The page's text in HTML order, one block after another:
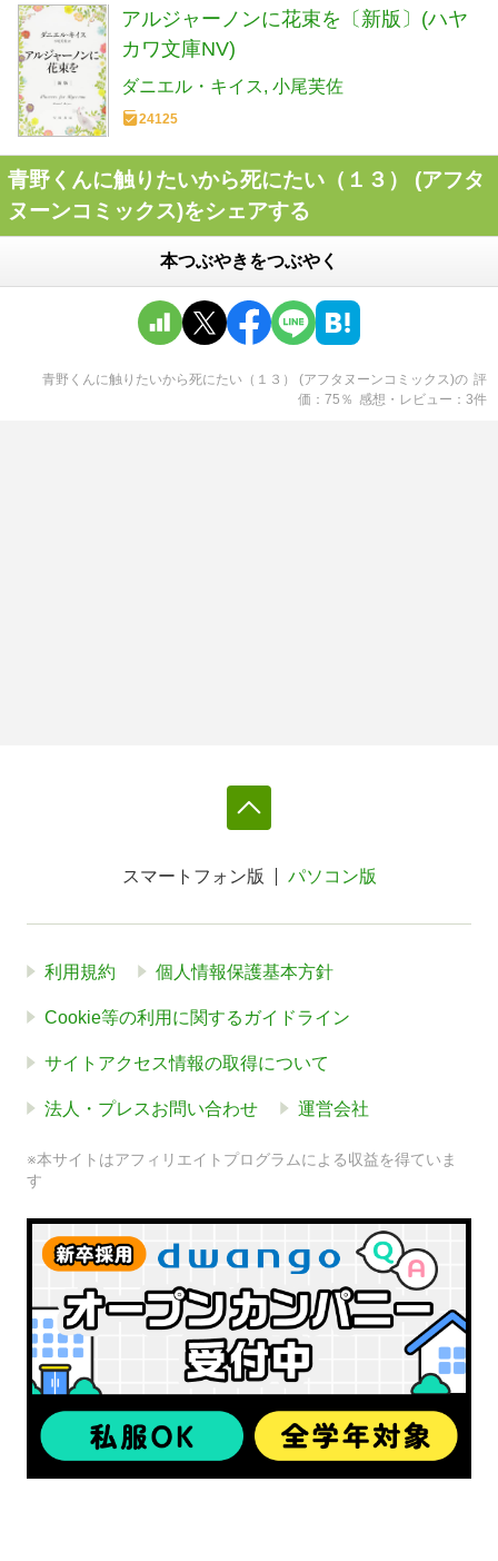
アルジャーノンに花束を〔新版〕(ハヤ
カワ文庫NV)
ダニエル・キイス 小尾芙佐
24125
青野くんに触りたいから死にたい（１３） (アフタ
ヌーンコミックス)をシェアする
本つぶやきをつぶやく
青野くんに触りたいから死にたい（１３） (アフタヌーンコミックス)の 評
価
75 ％ 感想・レビュー 3件
スマートフォン版 パソコン版
利用規約 個人情報保護基本方針
Cookie等の利用に関するガイドライン
サイトアクセス情報の取得について
法人・プレスお問い合わせ 運営会社
※本サイトはアフィリエイトプログラムによる収益を得ていま
す